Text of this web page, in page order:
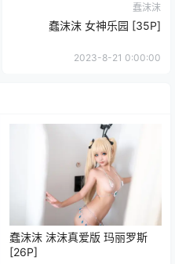
蠢沫沫
蠢沫沫 女神乐园 [35P]
2023-8-21 0:00:00
蠢沫沫 沫沫真爱版 玛丽罗斯
[26P]